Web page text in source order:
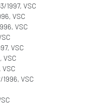
1997, VSC
VSC
VSC
VSC
VSC
VSC
1996, VSC